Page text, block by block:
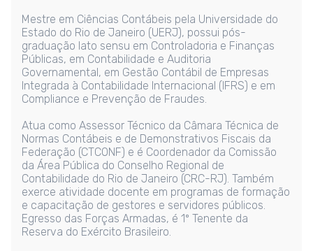
Mestre em Ciências Contábeis pela Universidade do
Estado do Rio de Janeiro (UERJ), possui pós-
graduação lato sensu em Controladoria e Finanças
Públicas, em Contabilidade e Auditoria
Governamental, em Gestão Contábil de Empresas
Integrada à Contabilidade Internacional (IFRS) e em
Compliance e Prevenção de Fraudes.
Atua como Assessor Técnico da Câmara Técnica de
Normas Contábeis e de Demonstrativos Fiscais da
Federação (CTCONF) e é Coordenador da Comissão
da Área Pública do Conselho Regional de
Contabilidade do Rio de Janeiro (CRC-RJ). Também
exerce atividade docente em programas de formação
e capacitação de gestores e servidores públicos.
Egresso das Forças Armadas, é 1º Tenente da
Reserva do Exército Brasileiro.